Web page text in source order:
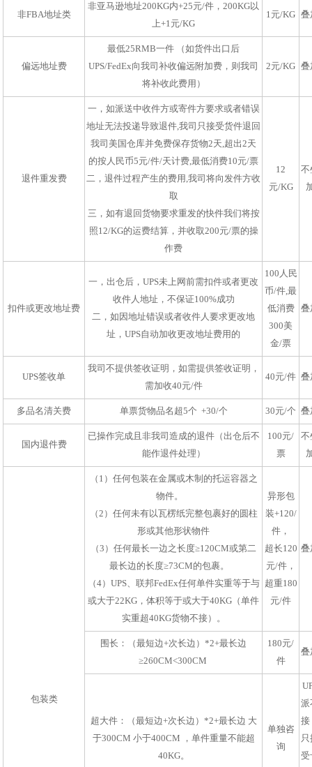
非FBA地址类
非亚马逊地址200KG内+25元/件，200KG以
上+1元/KG
1元/KG 叠
偏远地址费
最低25RMB一件 （如货件出口后
UPS/FedEx向我司补收偏远附加费，则我司
将补收此费用）
2元/KG 叠
退件重发费
一，如派送中收件方或寄件方要求或者错误
地址无法投递导致退件,我司只接受货件退回
我司美国仓库并免费保存货物2天,超出2天
的按人民币5元/件/天计费,最低消费10元/票
二，退件过程产生的费用,我司将向发件方收
取
三，如有退回货物要求重发的快件我们将按
照12/KG的运费结算，并收取200元/票的操
作费
12
元/KG
不
扣件或更改地址费
一，出仓后，UPS未上网前需扣件或者更改
收件人地址，不保证100%成功
二，如因地址错误或者收件人要求更改地
址，UPS自动加收更改地址费用的
100人民
币/件,最
低消费
300美
金/票
叠
UPS签收单
我司不提供签收证明，如需提供签收证明，
需加收40元/件
40元/件 叠
多品名清关费 单票货物品名超5个 +30/个 30元/个 叠
国内退件费
已操作完成且非我司造成的退件（出仓后不
能作退件处理）
100元/
票
不
包装类
（1）任何包装在金属或木制的托运容器之
物件。
（2）任何未有以瓦楞纸完整包裹好的圆柱
形或其他形状物件
（3）任何最长一边之长度≥120CM或第二
最长边的长度≥73CM的包裹。
（4）UPS、联邦FedEx任何单件实重等于与
或大于22KG，体积等于或大于40KG（单件
实重超40KG货物不接）。
异形包
装+120/
件，
超长120
元/件，
超重180
元/件
叠
围长：（最短边+次长边）*2+最长边
≥260CM<300CM
180元/
件
叠
超大件：（最短边+次长边）*2+最长边 大
于300CM 小于400CM ，单件重量不能超
40KG。
单独咨
询
派
接
受